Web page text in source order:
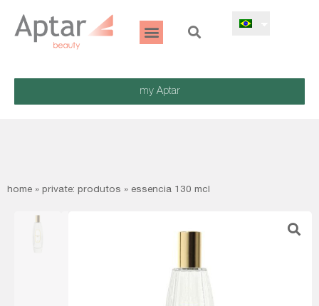
my Aptar
home » private: produtos » essencia 130 mcl